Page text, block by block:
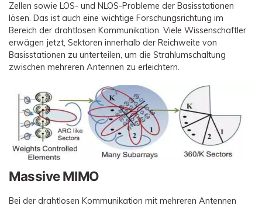
Zellen sowie LOS- und NLOS-Probleme der Basisstationen
lösen. Das ist auch eine wichtige Forschungsrichtung im
Bereich der drahtlosen Kommunikation. Viele Wissenschaftler
erwägen jetzt, Sektoren innerhalb der Reichweite von
Basisstationen zu unterteilen, um die Strahlumschaltung
zwischen mehreren Antennen zu erleichtern.
Massive MIMO
Bei der drahtlosen Kommunikation mit mehreren Antennen